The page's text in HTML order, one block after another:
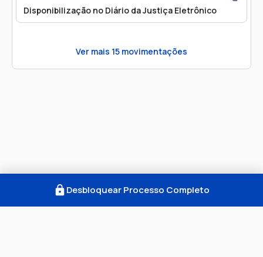
Disponibilização no Diário da Justiça Eletrônico
Ver mais 15 movimentações
Desbloquear Processo Completo